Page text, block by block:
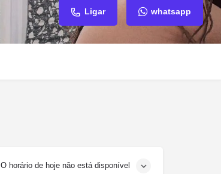
Ligar whatsapp
O horário de hoje não está disponível